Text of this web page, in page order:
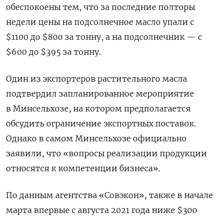
обеспокоены тем, что за последние полторы
недели цены на подсолнечное масло упали с
$1100 до $800 за тонну, а на подсолнечник — с
$600 до $395 за тонну.
Один из экспортеров растительного масла
подтвердил запланированное мероприятие
в Минсельхозе, на котором предполагается
обсудить ограничение экспортных поставок.
Однако в самом Минсельхозе официально
заявили, что «вопросы реализации продукции
относятся к компетенции бизнеса».
По данным агентства «Совэкон», также в начале
марта впервые с августа 2021 года ниже $300